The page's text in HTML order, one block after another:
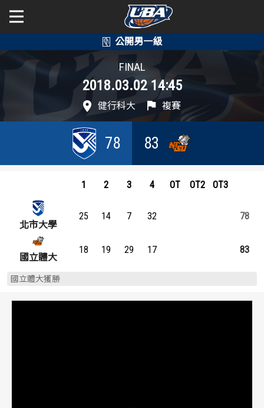
公開男一級
學年度
賽事資訊
戰績排行
球隊資訊
選手資訊
公開女一級
學年度
賽事資訊
戰績排行
球隊資訊
選手資訊
FINAL
2018.03.02 14:45
健行科大 複賽
78 83
1 2 3 4 OT OT2 OT3
北市大學
25 14 7 32 78
83
18 19 29 17
國立體大
國立體大獲勝